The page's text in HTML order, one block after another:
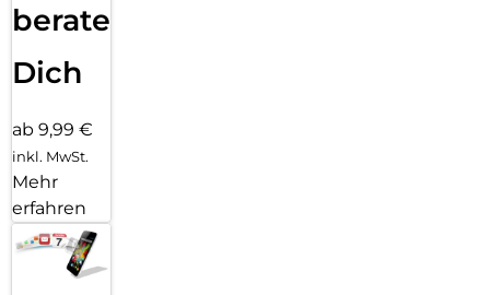
beraten
Dich
ab 9,99 €
inkl. MwSt.
Mehr
erfahren